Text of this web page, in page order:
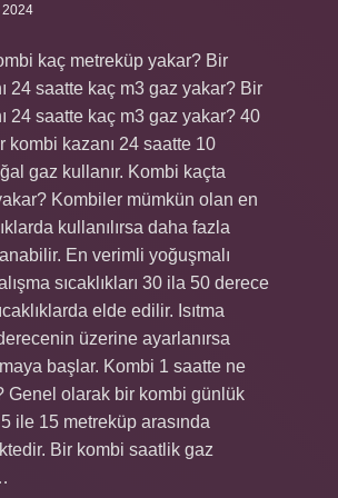
2024
kaç metreküp yakar? Bir
24 saatte kaç m3 gaz yakar? Bir
24 saatte kaç m3 gaz yakar? 40
kombi kazanı 24 saatte 10
gaz kullanır. Kombi kaçta
Kombiler mümkün olan en
kullanılırsa daha fazla
En verimli yoğuşmalı
sıcaklıkları 30 ila 50 derece
elde edilir. Isıtma
üzerine ayarlanırsa
başlar. Kombi 1 saatte ne
Genel olarak bir kombi günlük
ile 15 metreküp arasında
Bir kombi saatlik gaz